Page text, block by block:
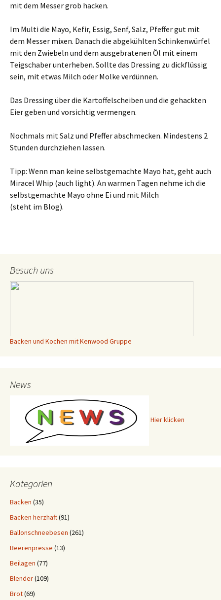
mit dem Messer grob hacken.
Im Multi die Mayo, Kefir, Essig, Senf, Salz, Pfeffer gut mit
dem Messer mixen. Danach die abgekühlten Schinkenwürfel
mit den Zwiebeln und dem ausgebratenen Öl mit einem
Teigschaber unterheben. Sollte das Dressing zu dickflüssig
sein, mit etwas Milch oder Molke verdünnen.
Das Dressing über die Kartoffelscheiben und die gehackten
Eier geben und vorsichtig vermengen.
Nochmals mit Salz und Pfeffer abschmecken. Mindestens 2
Stunden durchziehen lassen.
Tipp: Wenn man keine selbstgemachte Mayo hat, geht auch
Miracel Whip (auch light). An warmen Tagen nehme ich die
selbstgemachte Mayo ohne Ei und mit Milch
(steht im Blog).
Besuch uns
Backen und Kochen mit Kenwood Gruppe
News
Hier klicken
Kategorien
Backen (35)
Backen herzhaft(91)
Ballonschneebesen (261)
Beerenpresse (13)
Beilagen (77)
Blender(109)
Brot(69)